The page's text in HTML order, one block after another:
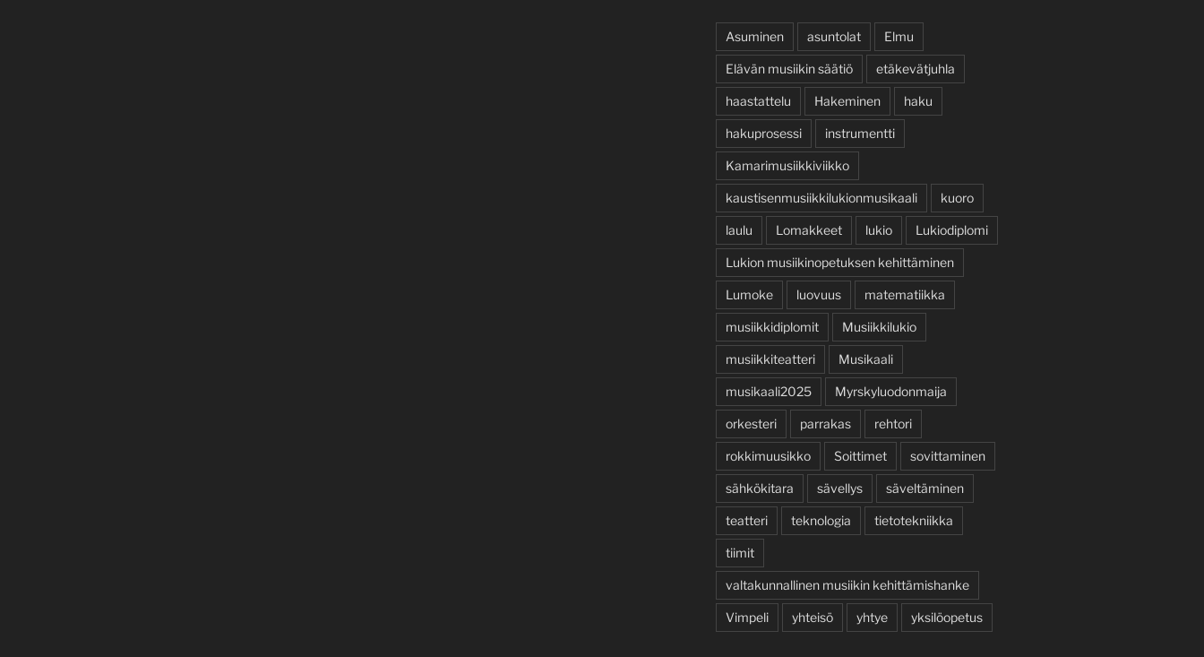
Asuminen asuntolat Elmu
Elävän musiikin säätiö etäkevätjuhla
haastattelu Hakeminen haku
hakuprosessi instrumentti
Kamarimusiikkiviikko
kaustisenmusiikkilukionmusikaali kuoro
laulu Lomakkeet lukio Lukiodiplomi
Lukion musiikinopetuksen kehittäminen
Lumoke luovuus matematiikka
musiikkidiplomit Musiikkilukio
musiikkiteatteri Musikaali
musikaali2025 Myrskyluodonmaija
orkesteri parrakas rehtori
rokkimuusikko Soittimet sovittaminen
sähkökitara sävellys säveltäminen
teatteri teknologia tietotekniikka
tiimit
valtakunnallinen musiikin kehittämishanke
Vimpeli yhteisö yhtye yksilöopetus